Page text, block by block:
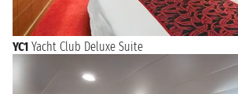
YC1 Yacht Club Deluxe Suite